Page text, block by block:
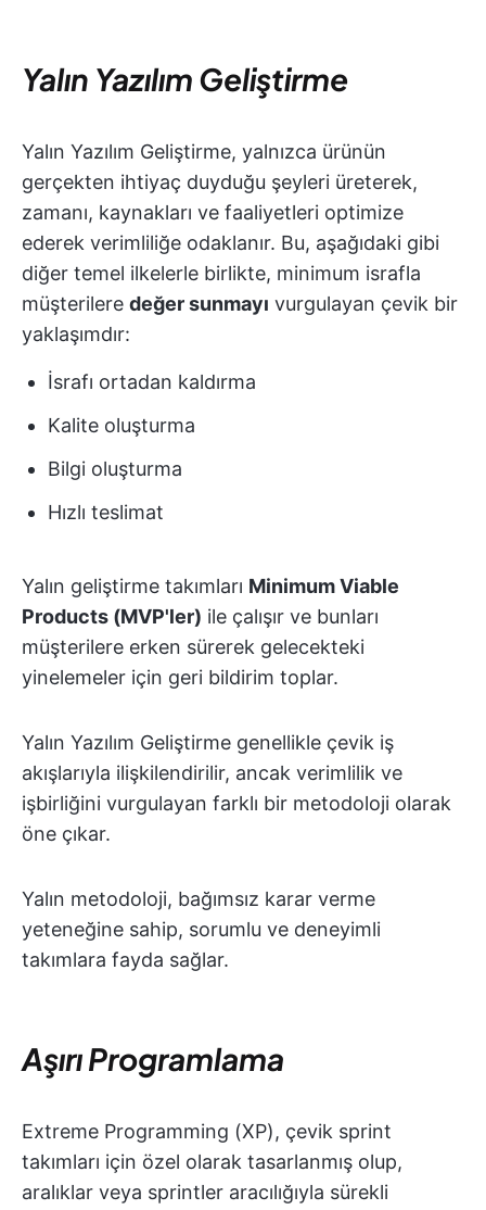
Yalın Yazılım Geliştirme
Yalın Yazılım Geliştirme, yalnızca ürünün
gerçekten ihtiyaç duyduğu şeyleri üreterek,
zamanı, kaynakları ve faaliyetleri optimize
ederek verimliliğe odaklanır. Bu, aşağıdaki gibi
diğer temel ilkelerle birlikte, minimum israfla
müşterilere değer sunmayı vurgulayan çevik bir
yaklaşımdır:
İsrafı ortadan kaldırma
Kalite oluşturma
Bilgi oluşturma
Hızlı teslimat
Yalın geliştirme takımları Minimum Viable
Products (MVP'ler) ile çalışır ve bunları
müşterilere erken sürerek gelecekteki
yinelemeler için geri bildirim toplar.
Yalın Yazılım Geliştirme genellikle çevik iş
akışlarıyla ilişkilendirilir, ancak verimlilik ve
işbirliğini vurgulayan farklı bir metodoloji olarak
öne çıkar.
Yalın metodoloji, bağımsız karar verme
yeteneğine sahip, sorumlu ve deneyimli
takımlara fayda sağlar.
Aşırı Programlama
Extreme Programming (XP), çevik sprint
takımları için özel olarak tasarlanmış olup,
aralıklar veya sprintler aracılığıyla sürekli